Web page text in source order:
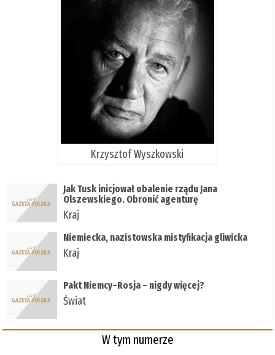
Krzysztof Wyszkowski
Jak Tusk inicjował obalenie rządu Jana
Olszewskiego. Obronić agenturę
Kraj
Niemiecka, nazistowska mistyfikacja gliwicka
Kraj
Pakt Niemcy–Rosja – nigdy więcej?
Świat
W tym numerze